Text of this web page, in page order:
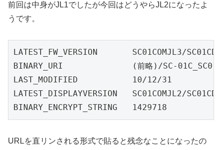
前回は中身がJL1でしたが今回はどうやらJL2になったよ
うです。
LATEST_FW_VERSION	SC01COMJL3/SC01CDCMJL3/SC01COMJL3/SC01COMJL3
BINARY_URI		(前略)/SC-01C_SC01COMJL3_SC01CDCMJL3_SC01COMJL3_SC01COMJL3_OM_DCM.zip.enc
LAST_MODIFIED		10/12/31
LATEST_DISPLAYVERSION	SC01COMJL2/SC01CDCMJL2/SC01COMJL2/SC01COMJL2
BINARY_ENCRYPT_STRING	1429718
URLを直リンされる形式で貼ると残念なことになったの